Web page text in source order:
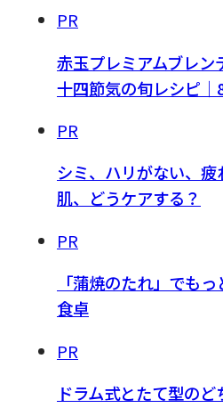
PR
赤玉プレミアムブレ
十四節気の旬レシピ｜
PR
シミ、ハリがない、
肌、どうケアする？
PR
「蒲焼のたれ」でも
食卓
PR
ドラム式とたて型の